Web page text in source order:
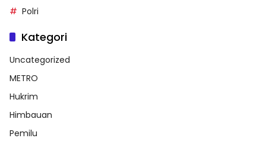
Polri
Kategori
Uncategorized
METRO
Hukrim
Himbauan
Pemilu